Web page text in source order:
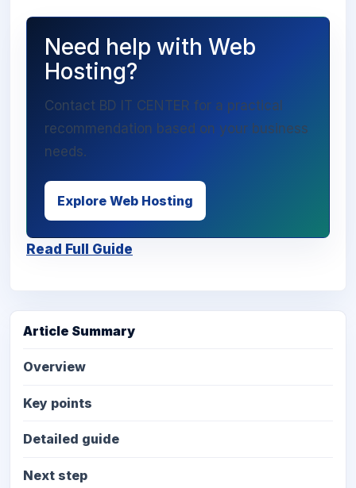
Need help with Web
Hosting?
Contact BD IT CENTER for a practical
recommendation based on your business
needs.
Explore Web Hosting
Read Full Guide
Article Summary
Overview
Key points
Detailed guide
Next step